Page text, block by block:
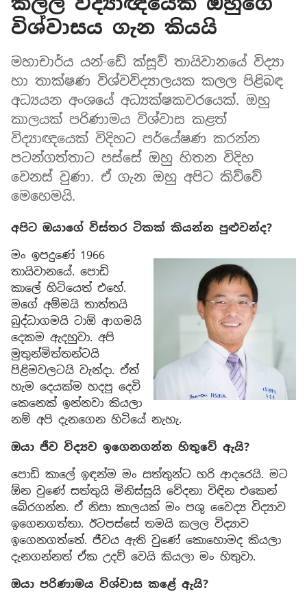
විශ්වාසය ගැන කියයි
මහාචාර්ය යන්-ඩේ ක්සූව් තායිවානයේ විද්‍යා
හා තාක්ෂණ විශ්වවිද්‍යාලයක කලල පිළිබඳ
අධ්‍යයන අංශයේ අධ්‍යක්ෂකවරයෙක්. ඔහු
කාලයක් පරිණාමය විශ්වාස කළත්
විද්‍යාඥයෙක් විදිහට පර්යේෂණ කරන්න
පටන්ගත්තාට පස්සේ ඔහු හිතන විදිහ
වෙනස් වුණා. ඒ ගැන ඔහු අපිට කිව්වේ
මෙහෙමයි.
අපිට ඔයාගේ විස්තර ටිකක් කියන්න පුළුවන්ද?
මං ඉපදුණේ 1966
තායිවානයේ. පොඩි
කාලේ හිටියෙත් එහේ.
මගේ අම්මයි තාත්තයි
බුද්ධාගමයි ටාඕ ආගමයි
දෙකම ඇදහුවා. අපි
මුතුන්මිත්තන්ටයි
පිළිමවලටයි වැන්දා. ඒත්
හැම දෙයක්ම හදපු දෙවි
කෙනෙක් ඉන්නවා කියලා
නම් අපි දැනගෙන හිටියේ නැහැ.
ඔයා ජීව විද්‍යව ඉගෙනගන්න හිතුවේ ඇයි?
පොඩි කාලේ ඉඳන්ම මං සත්තුන්ට හරි ආදරෙයි. මට
ඕන වුණේ සත්තුයි මිනිස්සුයි වේදනා විඳින එකෙන්
බේරගන්න. ඒ නිසා කාලයක් මං පශු වෛද්‍ය විද්‍යාව
ඉගෙනගත්තා. ඊටපස්සේ තමයි කලල විද්‍යාව
ඉගෙනගත්තේ. ජීවය ඇති වුණේ කොහොමද කියලා
දැනගන්නත් ඒක උදව් වෙයි කියලා මං හිතුවා.
ඔයා පරිණාමය විශ්වාස කළේ ඇයි?